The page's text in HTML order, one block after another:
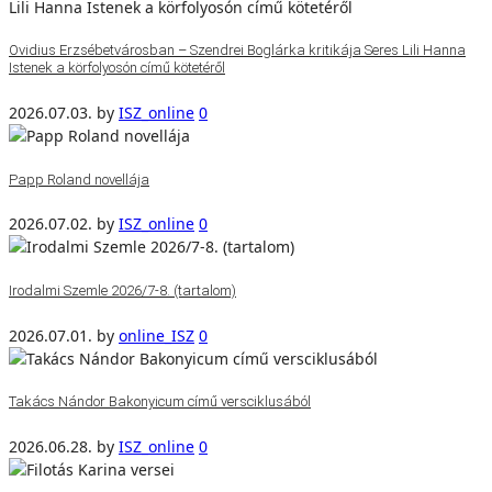
Ovidius Erzsébetvárosban – Szendrei Boglárka kritikája Seres Lili Hanna
Istenek a körfolyosón című kötetéről
2026.07.03. by ISZ_online 0
Papp Roland novellája
2026.07.02. by ISZ_online 0
Irodalmi Szemle 2026/7-8. (tartalom)
2026.07.01. by online_ISZ 0
Takács Nándor Bakonyicum című versciklusából
2026.06.28. by ISZ_online 0